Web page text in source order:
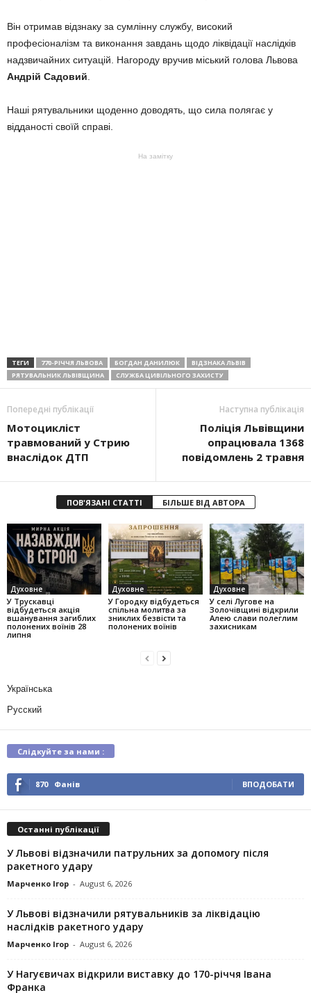
Він отримав відзнаку за сумлінну службу, високий
професіоналізм та виконання завдань щодо ліквідації наслідків
надзвичайних ситуацій. Нагороду вручив міський голова Львова
Андрій Садовий
Наші рятувальники щоденно доводять, що сила полягає у
відданості своїй справі.
На замітку
ТЕГИ 770-РІЧЧЯ ЛЬВОВА БОГДАН ДАНИЛЮК
ВІДЗНАКА ЛЬВІВ
РЯТУВАЛЬНИК ЛЬВІВЩИНА
СЛУЖБА ЦИВІЛЬНОГО ЗАХИСТУ
Попередні публікації
Мотоцикліст
травмований у Стрию
внаслідок ДТП
Наступна публікація
Поліція Львівщини
опрацювала 1368
повідомлень 2 травня
ПОВ'ЯЗАНІ СТАТТІ БІЛЬШЕ ВІД АВТОРА
Духовне
У Трускавці
відбудеться акція
вшанування загиблих
полонених воїнів 28
липня
Духовне
У Городку відбудеться
спільна молитва за
зниклих безвісти та
полонених воїнів
Духовне
У селі Лугове на
Золочівщині відкрили
Алею слави полеглим
захисникам
Українська
Русский
Слідкуйте за нами :
870 Фанів ВПОДОБАТИ
Останні публікації
У Львові відзначили патрульних за допомогу після
ракетного удару
Марченко Ігор - August 6, 2026
У Львові відзначили рятувальників за ліквідацію
наслідків ракетного удару
Марченко Ігор - August 6, 2026
У Нагуєвичах відкрили виставку до 170-річчя Івана
Франка